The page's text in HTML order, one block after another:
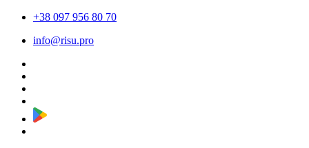
+38 097 956 80 70
info@risu.pro